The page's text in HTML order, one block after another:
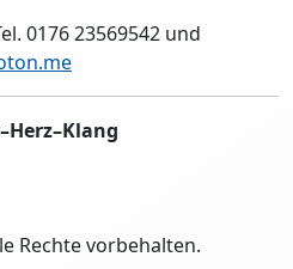
0176 23569542 und
Rechte vorbehalten.